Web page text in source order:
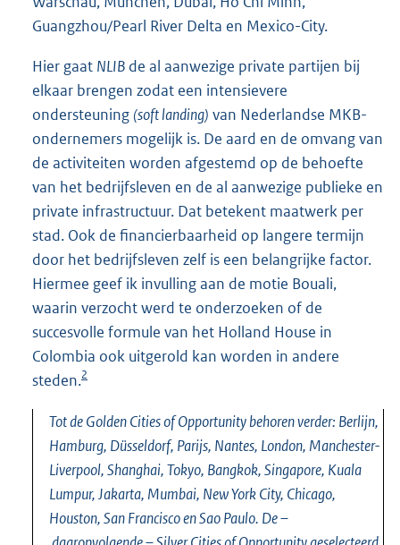
Guangzhou/Pearl River Delta en Mexico-City.
Hier gaat NLIB de al aanwezige private partijen bij
elkaar brengen zodat een intensievere
ondersteuning (soft landing) van Nederlandse MKB-
ondernemers mogelijk is. De aard en de omvang van
de activiteiten worden afgestemd op de behoefte
van het bedrijfsleven en de al aanwezige publieke en
private infrastructuur. Dat betekent maatwerk per
stad. Ook de financierbaarheid op langere termijn
door het bedrijfsleven zelf is een belangrijke factor.
Hiermee geef ik invulling aan de motie Bouali,
waarin verzocht werd te onderzoeken of de
succesvolle formule van het Holland House in
Colombia ook uitgerold kan worden in andere
steden.2
Tot de Golden Cities of Opportunity behoren verder: Berlijn,
Hamburg, Düsseldorf, Parijs, Nantes, London, Manchester-
Liverpool, Shanghai, Tokyo, Bangkok, Singapore, Kuala
Lumpur, Jakarta, Mumbai, New York City, Chicago,
Houston, San Francisco en Sao Paulo. De –